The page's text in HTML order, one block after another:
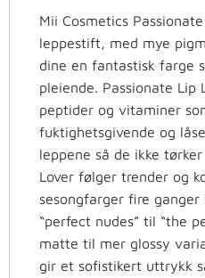
Mii Cosmetics
leppestift, med mye
dine en fantastisk farge
pleiende. Passionate Lip
peptider og vitaminer
fuktighetsgivende og
leppene så de ikke
Lover følger trender og
sesongfarger fire
“perfect nudes” til “the
matte til mer glossy
gir et sofistikert uttrykk